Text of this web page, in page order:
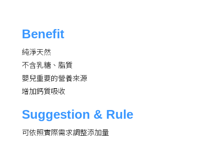
Benefit
純淨天然
不含乳糖、脂質
嬰兒重要的營養來源
增加鈣質吸收
Suggestion & Rule
可依照實際需求調整添加量